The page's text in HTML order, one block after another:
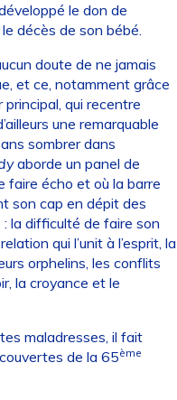
le don de
décès de son bébé.
doute de ne jamais
et ce, notamment grâce
qui recentre
une remarquable
sombrer dans
aborde un panel de
faire écho et où la barre
son cap en dépit des
la difficulté de faire son
qui l’unit à l’esprit, la
orphelins, les conflits
la croyance et le
maladresses, il fait
de la 65ème